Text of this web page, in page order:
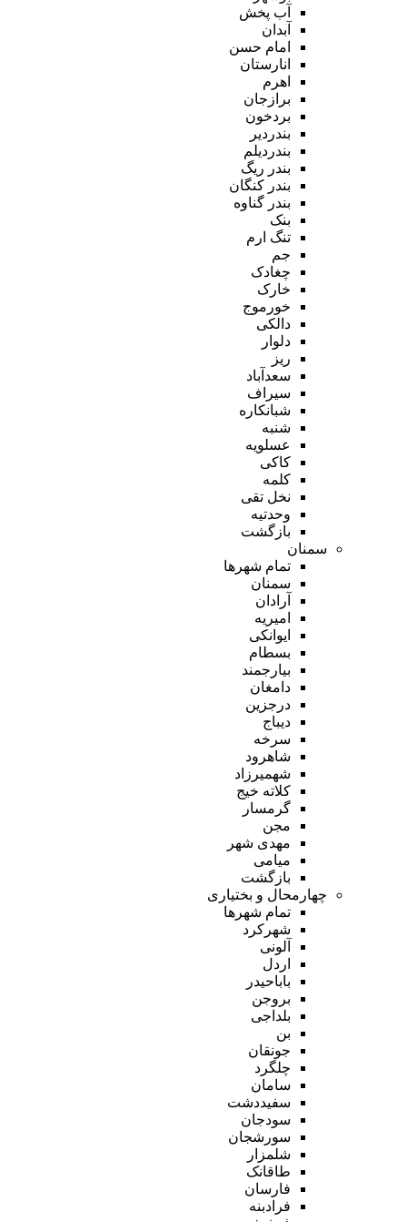
آب پخش
آبدان
امام حسن
انارستان
اهرم
برازجان
بردخون
بندردیر
بندردیلم
بندر ریگ
بندر کنگان
بندر گناوه
بنک
تنگ ارم
جم
چغادک
خارک
خورموج
دالکی
دلوار
ریز
سعدآباد
سیراف
شبانکاره
شنبه
عسلویه
کاکی
کلمه
نخل تقی
وحدتیه
بازگشت
سمنان
تمام شهر‌ها
سمنان
آرادان
امیریه
ایوانکی
بسطام
بیارجمند
دامغان
درجزین
دیباج
سرخه
شاهرود
شهمیرزاد
کلاته خیج
گرمسار
مجن
مهدی شهر
میامی
بازگشت
چهارمحال و بختیاری
تمام شهر‌ها
شهرکرد
آلونی
اردل
باباحیدر
بروجن
بلداجی
بن
جونقان
چلگرد
سامان
سفیددشت
سودجان
سورشجان
شلمزار
طاقانک
فارسان
فرادبنه